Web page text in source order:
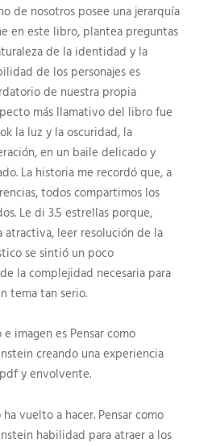
de nosotros posee una jerarquía
en este libro, plantea preguntas
de la identidad y la
de los personajes es
de nuestra propia
más llamativo del libro fue
la luz y la oscuridad, la
en un baile delicado y
La historia me recordó que, a
todos compartimos los
Le di 3.5 estrellas porque,
atractiva, leer resolución de la
se sintió un poco
la complejidad necesaria para
tema tan serio.
imagen es Pensar como
creando una experiencia
y envolvente.
vuelto a hacer. Pensar como
habilidad para atraer a los